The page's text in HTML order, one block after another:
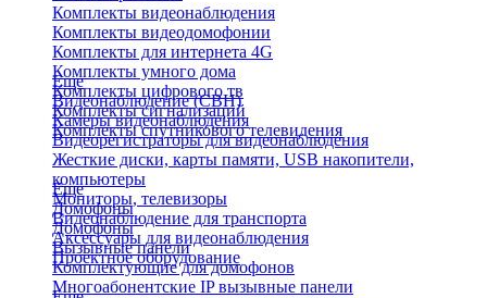
Комплекты видеонаблюдения
Комплекты видеодомофонии
Комплекты для интернета 4G
Комплекты умного дома
Комплекты цифрового тв
Комплекты сигнализаций
Комплекты спутникового телевидения
Еще
Видеонаблюдение (СВН)
Камеры видеонаблюдения
Видеорегистраторы для видеонаблюдения
Жесткие диски, карты памяти, USB накопители,
компьютеры
Мониторы, телевизоры
Видеонаблюдение для транспорта
Аксессуары для видеонаблюдения
Проектное оборудование
Еще
Домофоны
Домофоны
Вызывные панели
Комплектующие для домофонов
Многоабонентские IP вызывные панели